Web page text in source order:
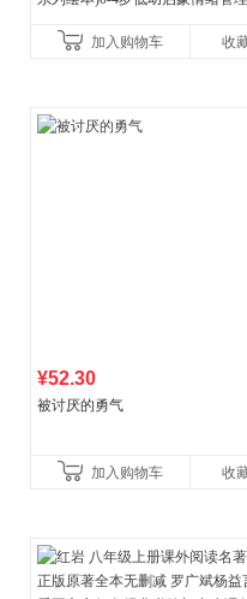
养好品质，发现快
加入购物车 收
¥52.30
被讨厌的勇气
加入购物车 收